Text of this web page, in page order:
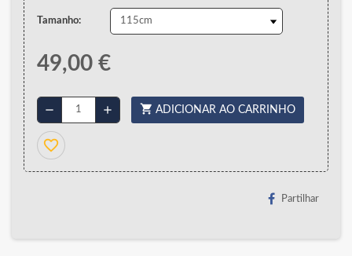
Tamanho:
49,00 €
remove add shopping_cart ADICIONAR AO CARRINHO
favorite_border
Partilhar